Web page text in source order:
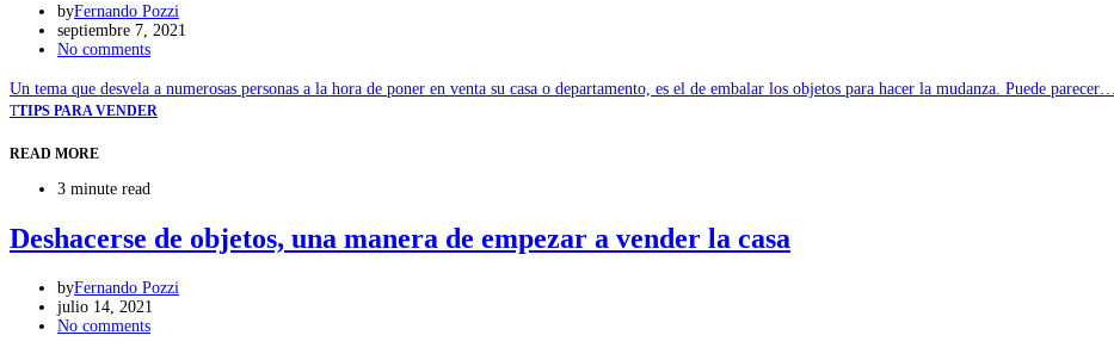
byFernando Pozzi
septiembre 7, 2021
No comments
Un tema que desvela a numerosas personas a la hora de poner en venta su casa o departamento, es el de embalar los objetos para hacer la mudanza. Puede parecer…
TTIPS PARA VENDER
READ MORE
3 minute read
Deshacerse de objetos, una manera de empezar a vender la casa
byFernando Pozzi
julio 14, 2021
No comments